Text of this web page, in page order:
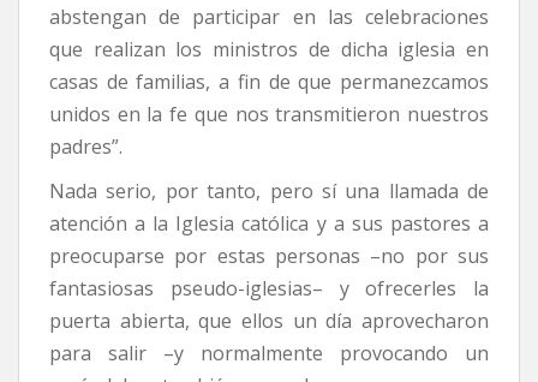
abstengan de participar en las celebraciones
que realizan los ministros de dicha iglesia en
casas de familias, a fin de que permanezcamos
unidos en la fe que nos transmitieron nuestros
padres”.
Nada serio, por tanto, pero sí una llamada de
atención a la Iglesia católica y a sus pastores a
preocuparse por estas personas –no por sus
fantasiosas pseudo-iglesias– y ofrecerles la
puerta abierta, que ellos un día aprovecharon
para salir –y normalmente provocando un